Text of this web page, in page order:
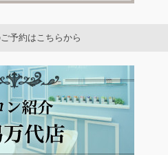
予約はこちらから